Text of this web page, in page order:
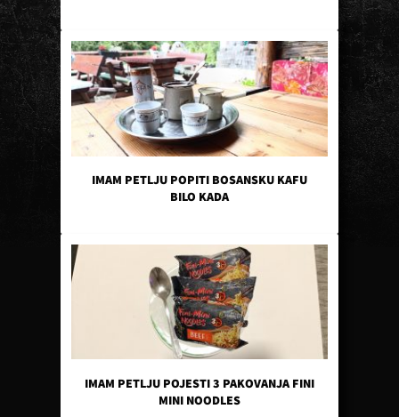
IMAM PETLJU POPITI BOSANSKU KAFU
BILO KADA
IMAM PETLJU POJESTI 3 PAKOVANJA FINI
MINI NOODLES